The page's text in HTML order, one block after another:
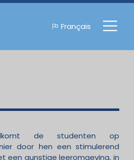
Français
de studenten op
door hen een stimulerend
een gunstige leeromgeving, in